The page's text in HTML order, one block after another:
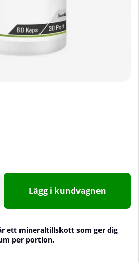
Lägg i kundvagnen
ett mineraltillskott som ger dig
per portion.